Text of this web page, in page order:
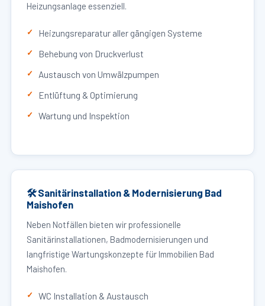
Heizungsanlage essenziell.
Heizungsreparatur aller gängigen Systeme
Behebung von Druckverlust
Austausch von Umwälzpumpen
Entlüftung & Optimierung
Wartung und Inspektion
🛠 Sanitärinstallation & Modernisierung Bad
Maishofen
Neben Notfällen bieten wir professionelle
Sanitärinstallationen, Badmodernisierungen und
langfristige Wartungskonzepte für Immobilien Bad
Maishofen.
WC Installation & Austausch